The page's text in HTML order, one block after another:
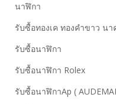
นาฬิกา
รับซื้อทองเค ทองคำขาว นา
รับซื้อนาฬิกา
รับซื้อนาฬิกา Rolex
รับซื้อนาฬิกาAp (